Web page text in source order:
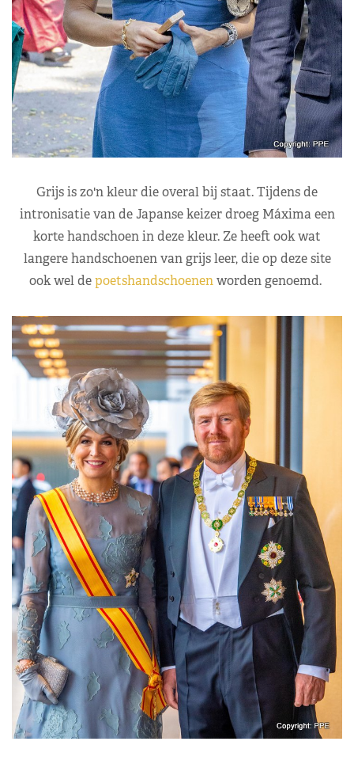
Grijs is zo'n kleur die overal bij staat. Tijdens de
intronisatie van de Japanse keizer droeg Máxima een
korte handschoen in deze kleur. Ze heeft ook wat
langere handschoenen van grijs leer, die op deze site
ook wel depoetshandschoenenworden genoemd.